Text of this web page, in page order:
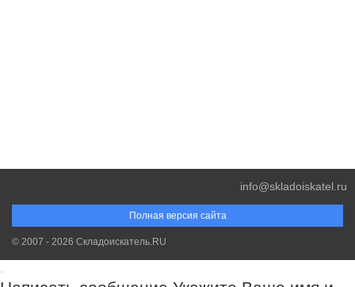
Полная версия сайта
info@skladoiskatel.ru
© 2007 - 2026 Складоискатель.RU